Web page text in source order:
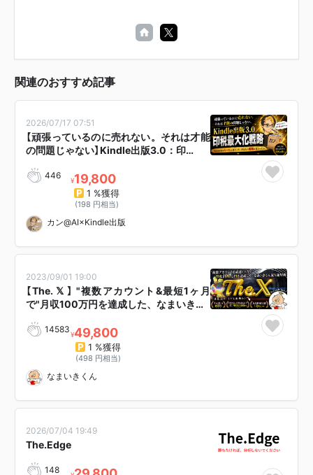
関連のおすすめ記事
2026/07/17 07:51
【頑張っているのに売れない。それは才能
の問題じゃない】Kindle出版3.0：印…
446 ¥19,800
1 %獲得
(198 円相当)
カン@AI×Kindle出版
2023/09/01 19:00
【The. 𝕏 】 "複数アカウント&最短1ヶ月
で"月収100万円を達成した、なまいき…
14583¥49,800
1 %獲得
(498 円相当)
なまいきくん
2026/07/04 19:49
The.Edge
148